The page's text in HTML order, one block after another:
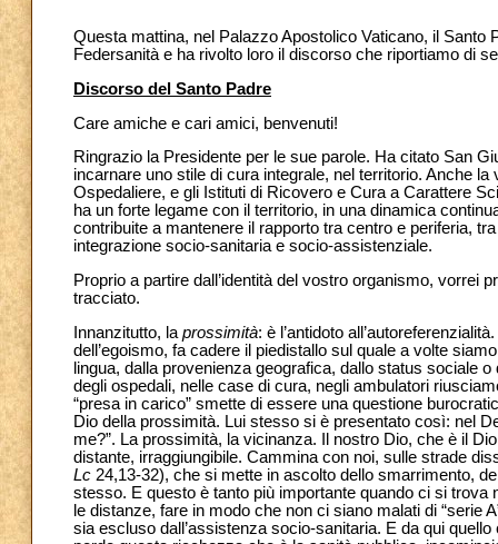
Questa mattina, nel Palazzo Apostolico Vaticano, il
Federsanità e ha rivolto loro il discorso che riportiamo di
Discorso del Santo Padre
Care amiche e cari amici, benvenuti!
Ringrazio la Presidente per le sue parole. Ha citato San
incarnare uno stile di cura integrale, nel territorio. Anche
Ospedaliere, e gli Istituti di Ricovero e Cura a Carattere
ha un forte legame con il territorio, in una dinamica
contribuite a mantenere il rapporto tra centro e periferia,
integrazione socio-sanitaria e socio-assistenziale.
Proprio a partire dall’identità del vostro organismo, vorrei
tracciato.
Innanzitutto, la prossimità: è l’antidoto
dell’egoismo, fa cadere il piedistallo sul quale a volte
lingua, dalla provenienza geografica, dallo status sociale
degli ospedali, nelle case di cura, negli ambulatori
“presa in carico” smette di essere una questione
Dio della prossimità. Lui stesso si è presentato così: nel
me?”. La prossimità, la vicinanza. Il nostro Dio, che è il
distante, irraggiungibile. Cammina con noi, sulle strade
Lc 24,13-32), che si mette in ascolto dello smarrimento,
stesso. E questo è tanto più importante quando ci si
le distanze, fare in modo che non ci siano malati di “serie
sia escluso dall’assistenza socio-sanitaria. E da qui